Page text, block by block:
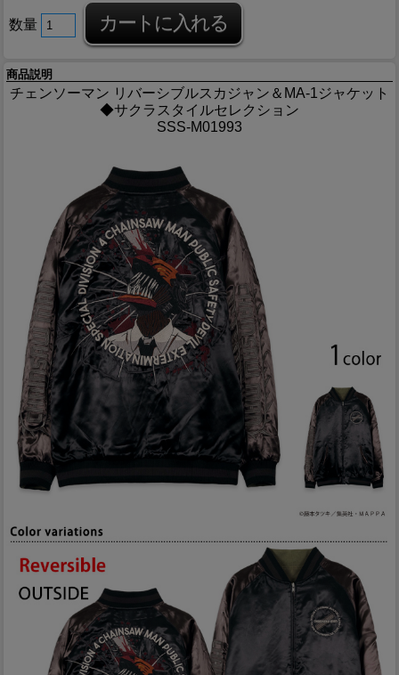
数量
商品説明
チェンソーマン リバーシブルスカジャン＆MA-1ジャケット
◆サクラスタイルセレクション
SSS-M01993